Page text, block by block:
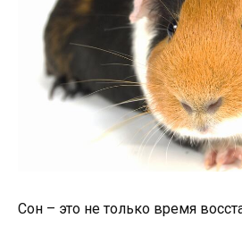
Сон – это не только время